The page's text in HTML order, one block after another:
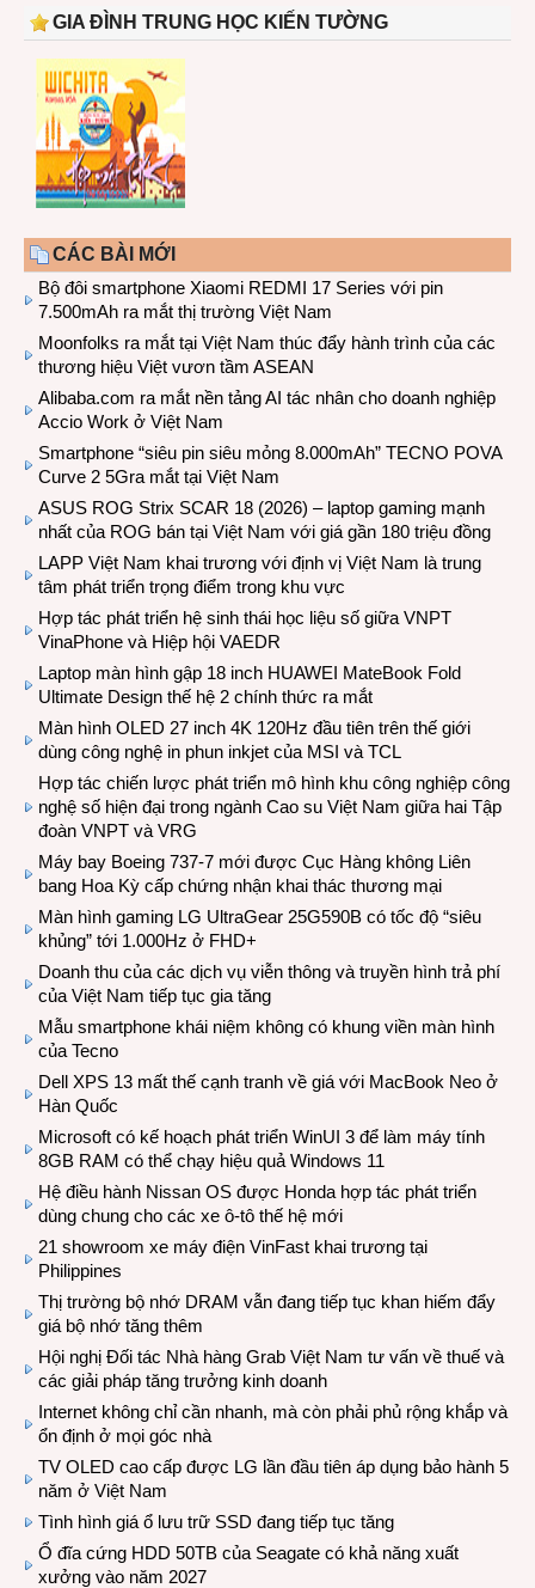
GIA ĐÌNH TRUNG HỌC KIẾN TƯỜNG
CÁC BÀI MỚI
Bộ đôi smartphone Xiaomi REDMI 17 Series với pin
7.500mAh ra mắt thị trường Việt Nam
Moonfolks ra mắt tại Việt Nam thúc đẩy hành trình của các
thương hiệu Việt vươn tầm ASEAN
Alibaba.com ra mắt nền tảng AI tác nhân cho doanh nghiệp
Accio Work ở Việt Nam
Smartphone “siêu pin siêu mỏng 8.000mAh” TECNO POVA
Curve 2 5Gra mắt tại Việt Nam
ASUS ROG Strix SCAR 18 (2026) – laptop gaming mạnh
nhất của ROG bán tại Việt Nam với giá gần 180 triệu đồng
LAPP Việt Nam khai trương với định vị Việt Nam là trung
tâm phát triển trọng điểm trong khu vực
Hợp tác phát triển hệ sinh thái học liệu số giữa VNPT
VinaPhone và Hiệp hội VAEDR
Laptop màn hình gập 18 inch HUAWEI MateBook Fold
Ultimate Design thế hệ 2 chính thức ra mắt
Màn hình OLED 27 inch 4K 120Hz đầu tiên trên thế giới
dùng công nghệ in phun inkjet của MSI và TCL
Hợp tác chiến lược phát triển mô hình khu công nghiệp công
nghệ số hiện đại trong ngành Cao su Việt Nam giữa hai Tập
đoàn VNPT và VRG
Máy bay Boeing 737-7 mới được Cục Hàng không Liên
bang Hoa Kỳ cấp chứng nhận khai thác thương mại
Màn hình gaming LG UltraGear 25G590B có tốc độ “siêu
khủng” tới 1.000Hz ở FHD+
Doanh thu của các dịch vụ viễn thông và truyền hình trả phí
của Việt Nam tiếp tục gia tăng
Mẫu smartphone khái niệm không có khung viền màn hình
của Tecno
Dell XPS 13 mất thế cạnh tranh về giá với MacBook Neo ở
Hàn Quốc
Microsoft có kế hoạch phát triển WinUI 3 để làm máy tính
8GB RAM có thể chạy hiệu quả Windows 11
Hệ điều hành Nissan OS được Honda hợp tác phát triển
dùng chung cho các xe ô-tô thế hệ mới
21 showroom xe máy điện VinFast khai trương tại
Philippines
Thị trường bộ nhớ DRAM vẫn đang tiếp tục khan hiếm đẩy
giá bộ nhớ tăng thêm
Hội nghị Đối tác Nhà hàng Grab Việt Nam tư vấn về thuế và
các giải pháp tăng trưởng kinh doanh
Internet không chỉ cần nhanh, mà còn phải phủ rộng khắp và
ổn định ở mọi góc nhà
TV OLED cao cấp được LG lần đầu tiên áp dụng bảo hành 5
năm ở Việt Nam
Tình hình giá ổ lưu trữ SSD đang tiếp tục tăng
Ổ đĩa cứng HDD 50TB của Seagate có khả năng xuất
xưởng vào năm 2027